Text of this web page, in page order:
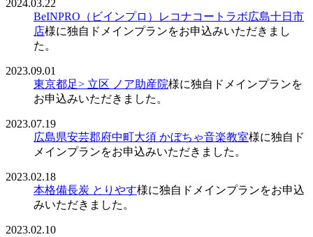
2024.03.22
BeINPRO（ビインプロ）レコナコートラボ広島十日市
店様に独自ドメインプランをお申込みいただきまし
た。
2023.09.01
東京都足> 立区 ノア助産院様に独自ドメインプランを
お申込みいただきました。
2023.07.19
広島県安芸郡府中町大須 かぼちゃ音楽教室様に独自ド
メインプランをお申込みいただきました。
2023.02.18
本格備長炭 とりやす様に独自ドメインプランをお申込
みいただきました。
2023.02.10